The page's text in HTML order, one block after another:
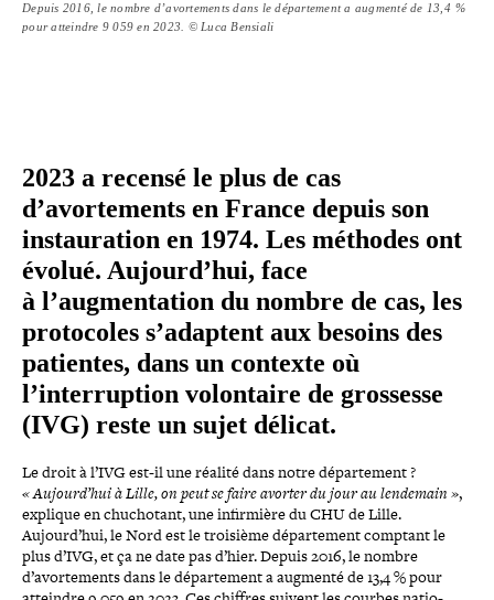
Depuis 2016, le nombre d’avortements dans le département a augmenté de 13,4 %
pour atteindre 9 059 en 2023. © Luca Bensiali
2023 a recensé le plus de cas
d’avortements en France depuis son
ins­tau­ra­tion en 1974. Les méthodes ont
évolué. Aujourd’hui, face
à l’augmentation du nombre de cas, les
pro­to­coles s’adaptent aux besoins des
patientes, dans un contexte où
l’interruption volon­taire de grossesse
(IVG) reste un sujet délicat.
Le droit à l’IVG est-​il une réalité dans notre dépar­te­ment ?
« Aujourd’hui à Lille, on peut se faire avorter du jour au lendemain »,
explique en chu­cho­tant, une infir­mière du CHU de Lille.
Aujourd’hui, le Nord est le troisième dépar­te­ment comptant le
plus d’IVG, et ça ne date pas d’hier. Depuis 2016, le nombre
d’avortements dans le dépar­te­ment a augmenté de 13,4 % pour